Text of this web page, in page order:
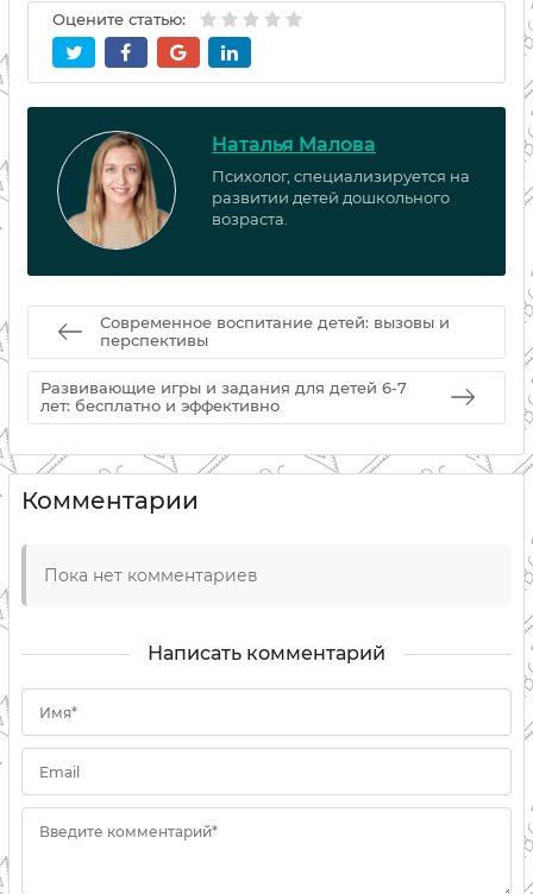
Оцените статью:
Наталья Малова
Психолог, специализируется на
развитии детей дошкольного
возраста.
Современное воспитание детей: вызовы и
перспективы
Развивающие игры и задания для детей 6-7
лет: бесплатно и эффективно
Комментарии
Пока нет комментариев
Написать комментарий
Имя*
Email
Введите комментарий*